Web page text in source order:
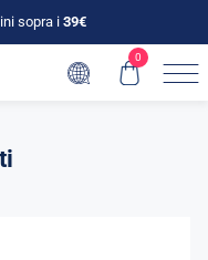
sopra i 39€
0